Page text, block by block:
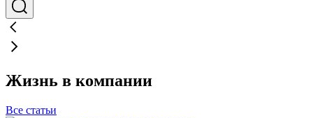
Жизнь в компании
Все статьи